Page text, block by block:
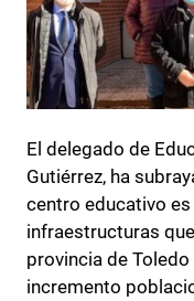
El delegado de
Gutiérrez, ha
centro educativo
infraestructuras
provincia de
incremento